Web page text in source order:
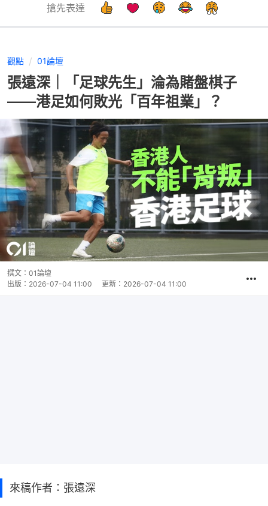
搶先表達
觀點 01論壇
張遠深｜「足球先生」淪為賭盤棋子
——港足如何敗光「百年祖業」？
撰文： 01論壇
出版： 2026-07-04 11:00 更新： 2026-07-04 11:00
來稿作者：張遠深